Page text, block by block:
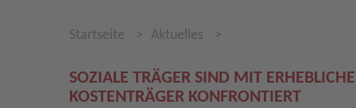
Startseite > Aktuelles >
SOZIALE TRÄGER SIND MIT
KOSTENTRÄGER KONFRONTIERT